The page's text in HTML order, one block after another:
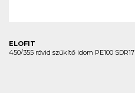
ELOFIT
450/355 rövid szűkítő idom PE100 SDR17